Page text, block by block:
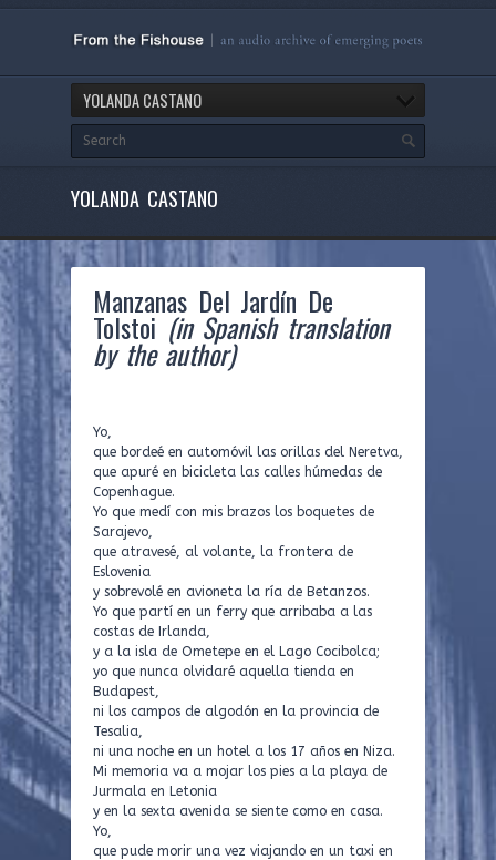
YOLANDA CASTANO
YOLANDA CASTANO
Manzanas Del Jardín De
Tolstoi (in Spanish translation
by the author)
Yo,
que bordeé en automóvil las orillas del Neretva,
que apuré en bicicleta las calles húmedas de
Copenhague.
Yo que medí con mis brazos los boquetes de
Sarajevo,
que atravesé, al volante, la frontera de
Eslovenia
y sobrevolé en avioneta la ría de Betanzos.
Yo que partí en un ferry que arribaba a las
costas de Irlanda,
y a la isla de Ometepe en el Lago Cocibolca;
yo que nunca olvidaré aquella tienda en
Budapest,
ni los campos de algodón en la provincia de
Tesalia,
ni una noche en un hotel a los 17 años en Niza.
Mi memoria va a mojar los pies a la playa de
Jurmala en Letonia
y en la sexta avenida se siente como en casa.
Yo,
que pude morir una vez viajando en un taxi en